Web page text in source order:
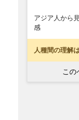
アジア人から
感
人種間の理解
この